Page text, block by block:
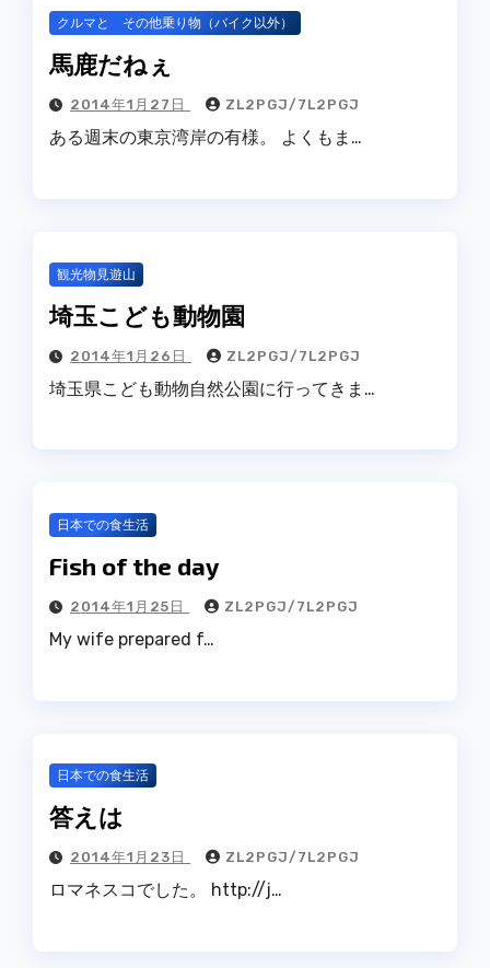
クルマと その他乗り物（バイク以外）
馬鹿だねぇ
2014年1月27日 ZL2PGJ/7L2PGJ
ある週末の東京湾岸の有様。 よくもま…
観光物見遊山
埼玉こども動物園
2014年1月26日 ZL2PGJ/7L2PGJ
埼玉県こども動物自然公園に行ってきま…
日本での食生活
Fish of the day
2014年1月25日 ZL2PGJ/7L2PGJ
My wife prepared f…
日本での食生活
答えは
2014年1月23日 ZL2PGJ/7L2PGJ
ロマネスコでした。 http://j…